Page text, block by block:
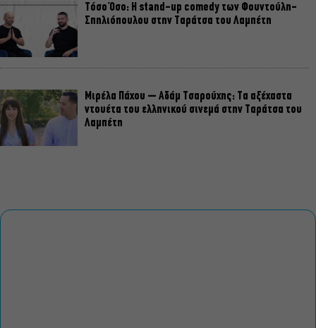
Τόσο Όσο: Η stand-up comedy των Φουντούλη-
Σπηλιόπουλου στην Ταράτσα του Λαμπέτη
Μιρέλα Πάχου – Αδάμ Τσαρούχης: Τα αξέχαστα
ντουέτα του ελληνικού σινεμά στην Ταράτσα του
Λαμπέτη